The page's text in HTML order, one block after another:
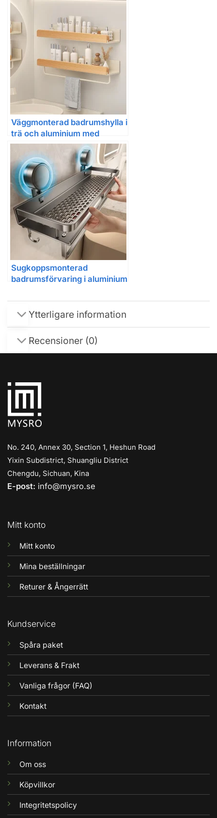
hyllplan
Väggmonterad badrumshylla i
trä och aluminium med
handdukstång
Sugkoppsmonterad
badrumsförvaring i aluminium
Ytterligare information
Recensioner (0)
No. 240, Annex 30, Section 1, Heshun Road
Yixin Subdistrict, Shuangliu District
Chengdu, Sichuan, Kina
E-post: info@mysro.se
Mitt konto
Mitt konto
Mina beställningar
Returer & Ångerrätt
Kundservice
Spåra paket
Leverans & Frakt
Vanliga frågor (FAQ)
Kontakt
Information
Om oss
Köpvillkor
Integritetspolicy